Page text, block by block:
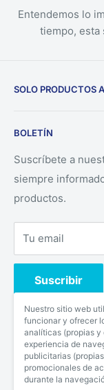
Entendemos lo
tiempo, esta
SOLO PRODUCTOS
directamente
BOLETÍN
Suscríbete a
siempre
productos.
Tu email
Suscribir
Síguenos
Nuestro sitio web
funcionar y ofrecer
analíticas (propias y
experiencia de
publicitarias
promocionales de
durante la